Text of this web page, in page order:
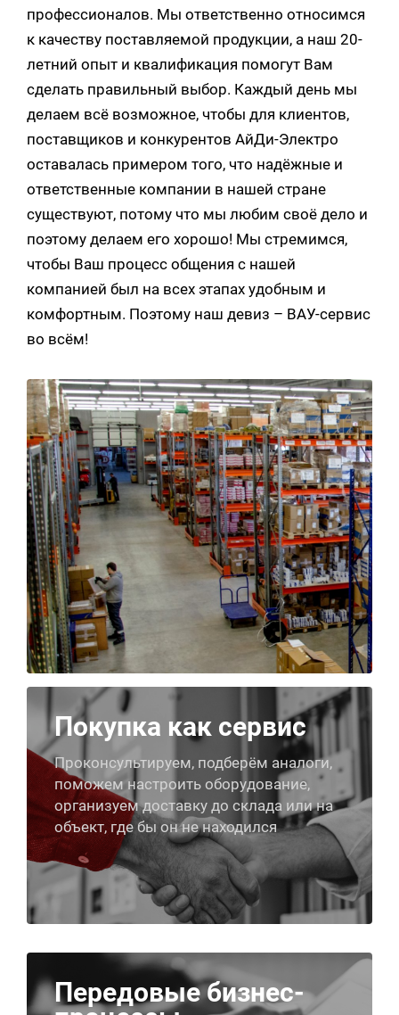
профессионалов. Мы ответственно относимся
к качеству поставляемой продукции, а наш 20-
летний опыт и квалификация помогут Вам
сделать правильный выбор. Каждый день мы
делаем всё возможное, чтобы для клиентов,
поставщиков и конкурентов АйДи-Электро
оставалась примером того, что надёжные и
ответственные компании в нашей стране
существуют, потому что мы любим своё дело и
поэтому делаем его хорошо! Мы стремимся,
чтобы Ваш процесс общения с нашей
компанией был на всех этапах удобным и
комфортным. Поэтому наш девиз – ВАУ-сервис
во всём!
Покупка как сервис
Проконсультируем, подберём аналоги,
поможем настроить оборудование,
организуем доставку до склада или на
объект, где бы он не находился
Передовые бизнес-